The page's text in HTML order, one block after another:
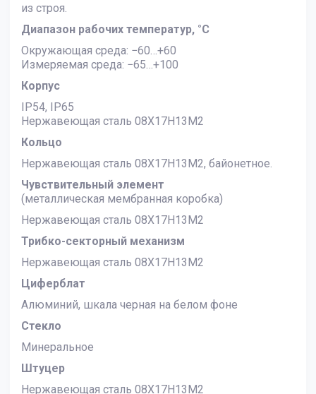
из строя.
Диапазон рабочих температур, °C
Окружающая среда: −60…+60
Измеряемая среда: −65…+100
Корпус
IP54, IP65
Нержавеющая сталь 08Х17Н13М2
Кольцо
Нержавеющая сталь 08Х17Н13М2, байонетное.
Чувствительный элемент
(металлическая мембранная коробка)
Нержавеющая сталь 08Х17Н13М2
Трибко-секторный механизм
Нержавеющая сталь 08Х17Н13М2
Циферблат
Алюминий, шкала черная на белом фоне
Стекло
Минеральное
Штуцер
Нержавеющая сталь 08Х17Н13М2